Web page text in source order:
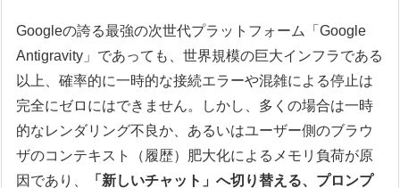
Googleの誇る最強の次世代プラットフォーム「Google
Antigravity」であっても、世界規模の巨大インフラである
以上、確率的に一時的な接続エラーや混雑による停止は
完全にゼロにはできません。しかし、多くの場合は一時
的なレンダリング不良か、あるいはユーザー側のブラウ
ザのコンテキスト（履歴）肥大化によるメモリ負荷が原
因であり、
「新しいチャット」へ切り替える、プロンプ